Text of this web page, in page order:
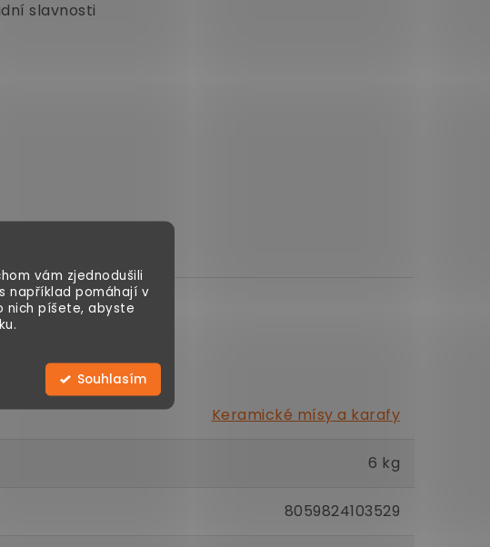
vám zjednodušili
například pomáhají v
nich píšete, abyste
Souhlasím
slavnosti
Keramické mísy a karafy
6 kg
8059824103529